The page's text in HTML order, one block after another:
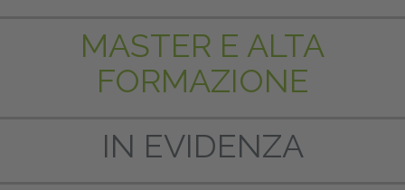
MASTER E ALTA
FORMAZIONE
IN EVIDENZA